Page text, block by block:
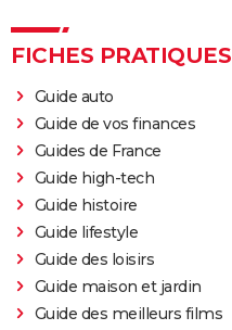
FICHES PRATIQUES
Guide auto
Guide de vos finances
Guides de France
Guide high-tech
Guide histoire
Guide lifestyle
Guide des loisirs
Guide maison et jardin
Guide des meilleurs films